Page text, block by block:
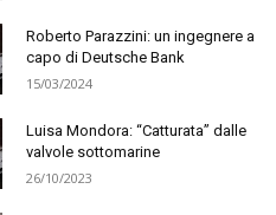
Roberto Parazzini: un ingegnere a
capo di Deutsche Bank
15/03/2024
Luisa Mondora: “Catturata” dalle
valvole sottomarine
26/10/2023